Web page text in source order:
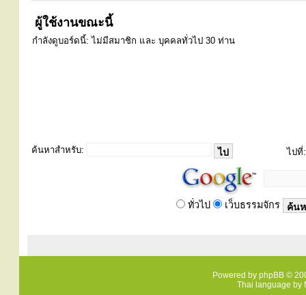
ผู้ใช้งานขณะนี้
กำลังดูบอร์ดนี้: ไม่มีสมาชิก และ บุคคลทั่วไป 30 ท่าน
ค้นหาสำหรับ: ไปที่:
ทั่วไป เว็บธรรมจักร
Powered by phpBB ©
Thai language by